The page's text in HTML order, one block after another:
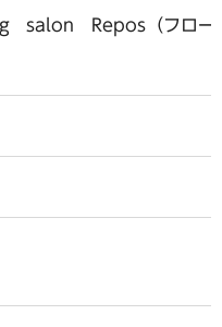
salon Repos（フロー